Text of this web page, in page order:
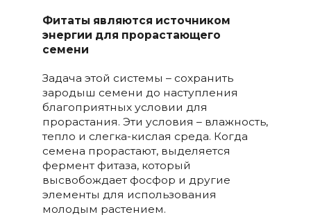
Фитаты являются источником
энергии для прорастающего
семени
Задача этой системы – сохранить
зародыш семени до наступления
благоприятных условии для
прорастания. Эти условия – влажность,
тепло и слегка-кислая среда. Когда
семена прорастают, выделяется
фермент фитаза, который
высвобождает фосфор и другие
элементы для использования
молодым растением.